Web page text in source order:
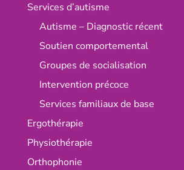
Services d’autisme
Autisme – Diagnostic récent
Soutien comportemental
Groupes de socialisation
Intervention précoce
Services familiaux de base
Ergothérapie
Physiothérapie
Orthophonie